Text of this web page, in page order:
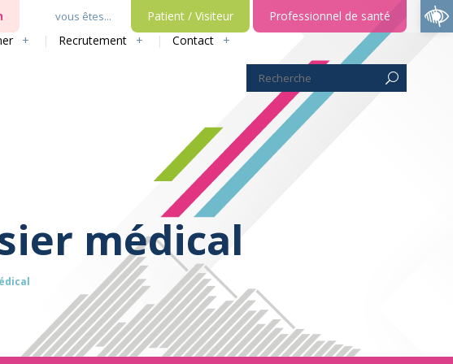
vous êtes... Patient / Visiteur
Professionnel de santé
Recrutement Contact
médical